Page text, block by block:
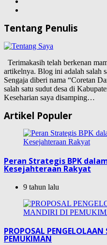
Tentang Penulis
Terimakasih telah berkenan
artikelnya. Blog ini adalah salah
Sengaja diberi nama “Coretan
salah satu sudut desa di
Keseharian saya disamping…
Artikel Populer
Peran Strategis BPK
Kesejahteraan Rakyat
9 tahun lalu
PROPOSAL
PEMUKIMAN